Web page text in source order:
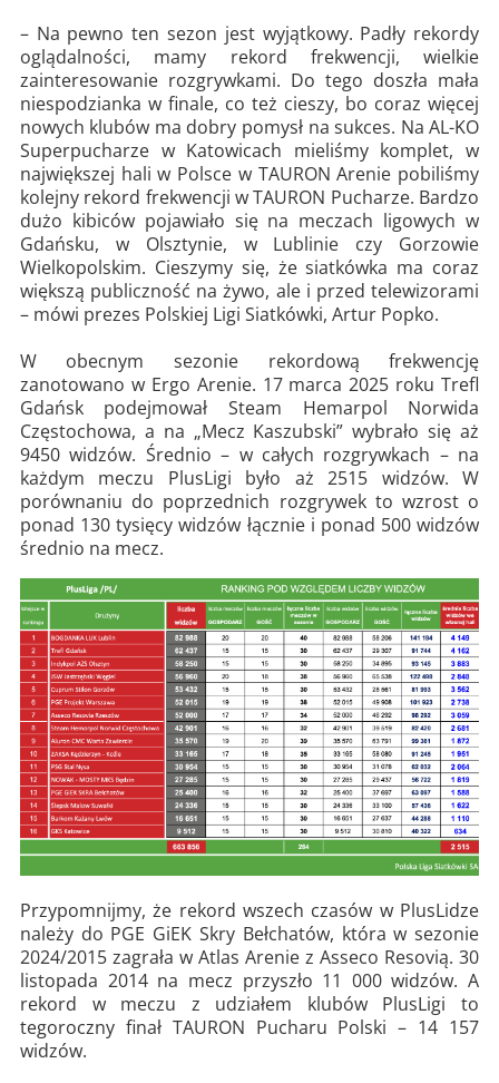
– Na pewno ten sezon jest wyjątkowy. Padły rekordy
oglądalności, mamy rekord frekwencji, wielkie
zainteresowanie rozgrywkami. Do tego doszła mała
niespodzianka w finale, co też cieszy, bo coraz więcej
nowych klubów ma dobry pomysł na sukces. Na AL-KO
Superpucharze w Katowicach mieliśmy komplet, w
największej hali w Polsce w TAURON Arenie pobiliśmy
kolejny rekord frekwencji w TAURON Pucharze. Bardzo
dużo kibiców pojawiało się na meczach ligowych w
Gdańsku, w Olsztynie, w Lublinie czy Gorzowie
Wielkopolskim. Cieszymy się, że siatkówka ma coraz
większą publiczność na żywo, ale i przed telewizorami
– mówi prezes Polskiej Ligi Siatkówki, Artur Popko.
W obecnym sezonie rekordową frekwencję
zanotowano w Ergo Arenie. 17 marca 2025 roku Trefl
Gdańsk podejmował Steam Hemarpol Norwida
Częstochowa, a na „Mecz Kaszubski” wybrało się aż
9450 widzów. Średnio – w całych rozgrywkach – na
każdym meczu PlusLigi było aż 2515 widzów. W
porównaniu do poprzednich rozgrywek to wzrost o
ponad 130 tysięcy widzów łącznie i ponad 500 widzów
średnio na mecz.
Przypomnijmy, że rekord wszech czasów w PlusLidze
należy do PGE GiEK Skry Bełchatów, która w sezonie
2024/2015 zagrała w Atlas Arenie z Asseco Resovią. 30
listopada 2014 na mecz przyszło 11 000 widzów. A
rekord w meczu z udziałem klubów PlusLigi to
tegoroczny finał TAURON Pucharu Polski – 14 157
widzów.